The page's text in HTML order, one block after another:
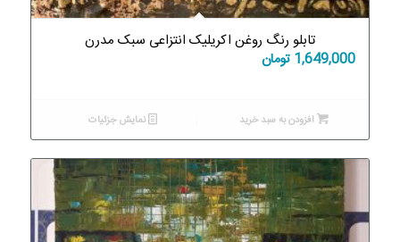
تابلو رنگ روغن اکریلیک انتزاعی سبک مدرن
1,649,000 تومان
افزودن به سبد خرید نمایش جزئیات